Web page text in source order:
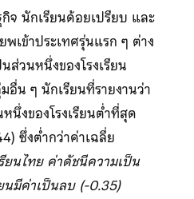
จ นักเรียนด้อยเปรียบ และ
เข้าประเทศรุ่นแรก ๆ ต่าง
ส่วนหนึ่งของโรงเรียน
อื่น ๆ นักเรียนที่รายงานว่า
นึ่งของโรงเรียนต่ำที่สุด
ซึ่งต่ำกว่าค่าเฉลี่ย
ยนไทย ค่าดัชนีความเป็น
นมีค่าเป็นลบ (-0.35)